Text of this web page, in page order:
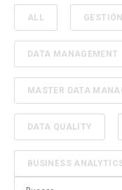
ALL
DATA MANAGEMENT
MASTER DATA
DATA QUALITY
BUSINESS